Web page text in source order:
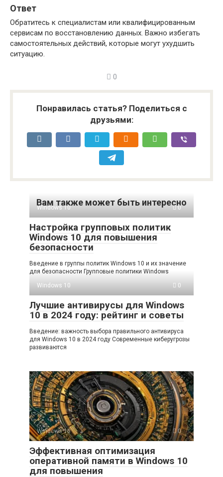
Ответ
Обратитесь к специалистам или квалифицированным
сервисам по восстановлению данных. Важно избегать
самостоятельных действий, которые могут ухудшить
ситуацию.
0
Понравилась статья? Поделиться с
друзьями:
Вам также может быть интересно
Windows 10 0
Настройка групповых политик
Windows 10 для повышения
безопасности
Введение в группы политик Windows 10 и их значение
для безопасности Групповые политики Windows
Windows 10
0
Лучшие антивирусы для Windows
10 в 2024 году: рейтинг и советы
Введение: важность выбора правильного антивируса
для Windows 10 в 2024 году Современные киберугрозы
развиваются
Windows 10 0
Эффективная оптимизация
оперативной памяти в Windows 10
для повышения